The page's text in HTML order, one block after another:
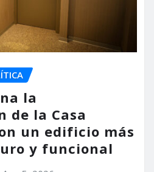
la
de la Casa
un edificio más
y funcional